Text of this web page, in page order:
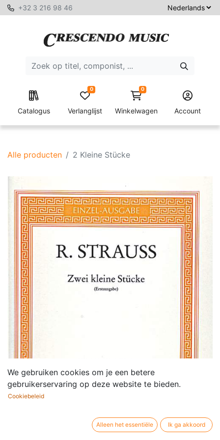
+32 3 216 98 46
Catalogus Verlanglijst
0 0
Winkelwagen Account
Alle producten 2 Kleine Stücke
We gebruiken cookies om je een betere
gebruikerservaring op deze website te bieden.
Cookiebeleid
Alleen het essentiële Ik ga akkoord